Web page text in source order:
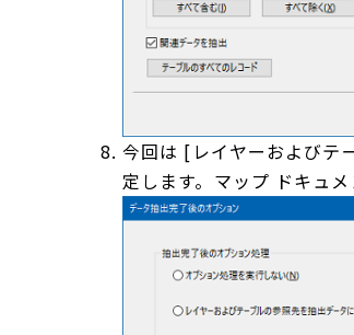
今回は [レイヤーおよびテ
定します。マップ ドキュ